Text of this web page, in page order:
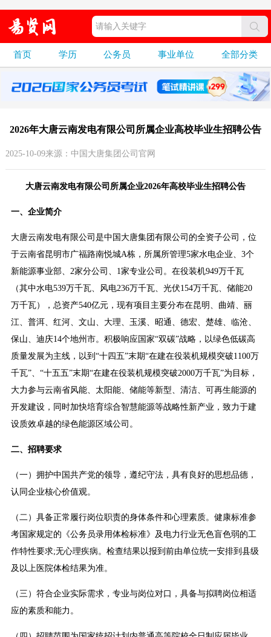
首页 学历 公务员 事业单位 全部分类
2026年大唐云南发电有限公司所属企业高校毕业生招聘公告
2025-10-09来源：中国大唐集团公司官网
大唐云南发电有限公司所属企业2026年高校毕业生招聘公告
一、企业简介
大唐云南发电有限公司是中国大唐集团有限公司的全资子公司，位
于云南省昆明市广福路南悦城A栋，所属所管理5家水电企业、3个
新能源事业部、2家分公司、1家专业公司。在役装机949万千瓦
（其中水电539万千瓦、风电236万千瓦、光伏154万千瓦、储能20
万千瓦），总资产540亿元，现有项目主要分布在昆明、曲靖、丽
江、普洱、红河、文山、大理、玉溪、昭通、德宏、楚雄、临沧、
保山、迪庆14个地州市。积极响应国家“双碳”战略，以绿色低碳高
质量发展为主线，以到“十四五”末期“在建在役装机规模突破1100万
千瓦”、“十五五”末期“在建在役装机规模突破2000万千瓦”为目标，
大力参与云南省风能、太阳能、储能等新型、清洁、可再生能源的
开发建设，同时加快培育综合智慧能源等战略性新产业，致力于建
设质效卓越的绿色能源区域公司。
二、招聘要求
（一）拥护中国共产党的领导，遵纪守法，具有良好的思想品德，
认同企业核心价值观。
（二）具备正常履行岗位职责的身体条件和心理素质。健康标准参
考国家规定的《公务员录用体检标准》及电力行业无色盲色弱的工
作特性要求;无心理疾病。检查结果以报到前由单位统一安排到县级
及以上医院体检结果为准。
（三）符合企业实际需求，专业与岗位对口，具备与拟聘岗位相适
应的素质和能力。